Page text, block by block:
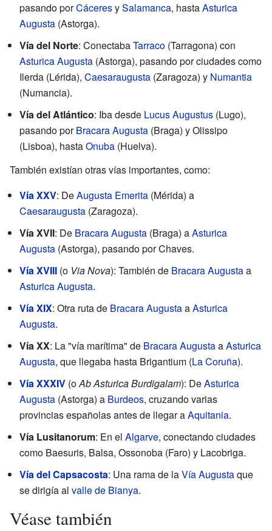
pasando porCáceresySalamanca, hastaAsturica
Augusta (Astorga).
Vía del Norte: ConectabaTarraco (Tarragona) con
Asturica Augusta (Astorga), pasando por ciudades como
Ilerda (Lérida), Caesaraugusta (Zaragoza) y Numantia
(Numancia).
Vía del Atlántico: Iba desde Lucus Augustus (Lugo),
pasando porBracara Augusta (Braga) y Olissipo
(Lisboa), hastaOnuba (Huelva).
También existían otras vías importantes, como:
Vía XXV: DeAugusta Emerita (Mérida) a
Caesaraugusta (Zaragoza).
Vía XVII: De Bracara Augusta (Braga) aAsturica
Augusta (Astorga), pasando por Chaves.
Vía XVIII (o Via Nova): También de Bracara Augustaa
Asturica Augusta.
Vía XIX: Otra ruta de Bracara AugustaaAsturica
Augusta.
Vía XX: La "vía marítima" de Bracara AugustaaAsturica
Augusta, que llegaba hasta Brigantium (La Coruña).
Vía XXXIV (oAb Asturica Burdigalam): DeAsturica
Augusta (Astorga) a Burdeos, cruzando varias
provincias españolas antes de llegar aAquitania.
Vía Lusitanorum: En el Algarve, conectando ciudades
como Baesuris, Balsa, Ossonoba (Faro) y Lacobriga.
Vía del Capsacosta: Una rama de laVía Augustaque
se dirigía al valle de Bianya.
Véase también